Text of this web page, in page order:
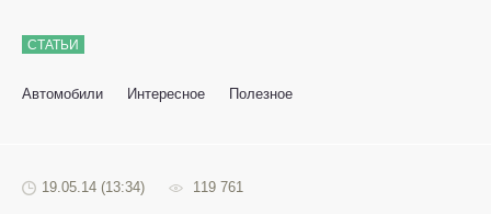
СТАТЬИ
Автомобили Интересное Полезное
19.05.14 (13:34) 119 761